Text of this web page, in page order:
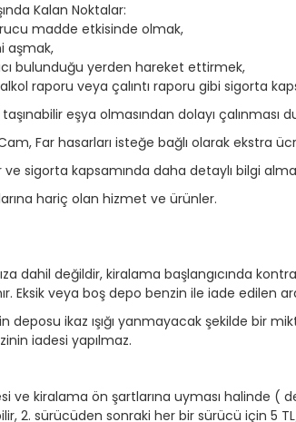
Kalan Noktalar:
madde etkisinde olmak,
aşmak,
bulunduğu yerden hareket ettirmek,
raporu veya çalıntı raporu gibi sigorta
eşya olmasından dolayı çalınması
Far hasarları isteğe bağlı olarak ekstra
sigorta kapsamında daha detaylı bilgi
hariç olan hizmet ve ürünler.
dahil değildir, kiralama başlangıcında
Eksik veya boş depo benzin ile iade edilen
deposu ikaz ışığı yanmayacak şekilde bir
iadesi yapılmaz.
ve kiralama ön şartlarına uyması halinde
2. sürücüden sonraki her bir sürücü için 5